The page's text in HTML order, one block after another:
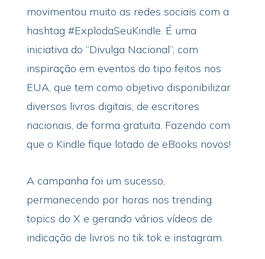
movimentou muito as redes sociais com a
hashtag #ExplodaSeuKindle. É uma
iniciativa do “Divulga Nacional”, com
inspiração em eventos do tipo feitos nos
EUA, que tem como objetivo disponibilizar
diversos livros digitais, de escritores
nacionais, de forma gratuita. Fazendo com
que o Kindle fique lotado de eBooks novos!
A campanha foi um sucesso,
permanecendo por horas nos trending
topics do X e gerando vários vídeos de
indicação de livros no tik tok e instagram.